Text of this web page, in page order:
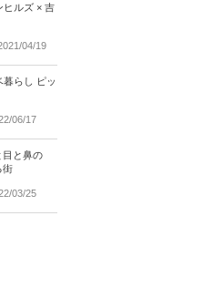
ヒルズ × 吉
04/19
暮らし ピッ
06/17
目と鼻の
街
03/25